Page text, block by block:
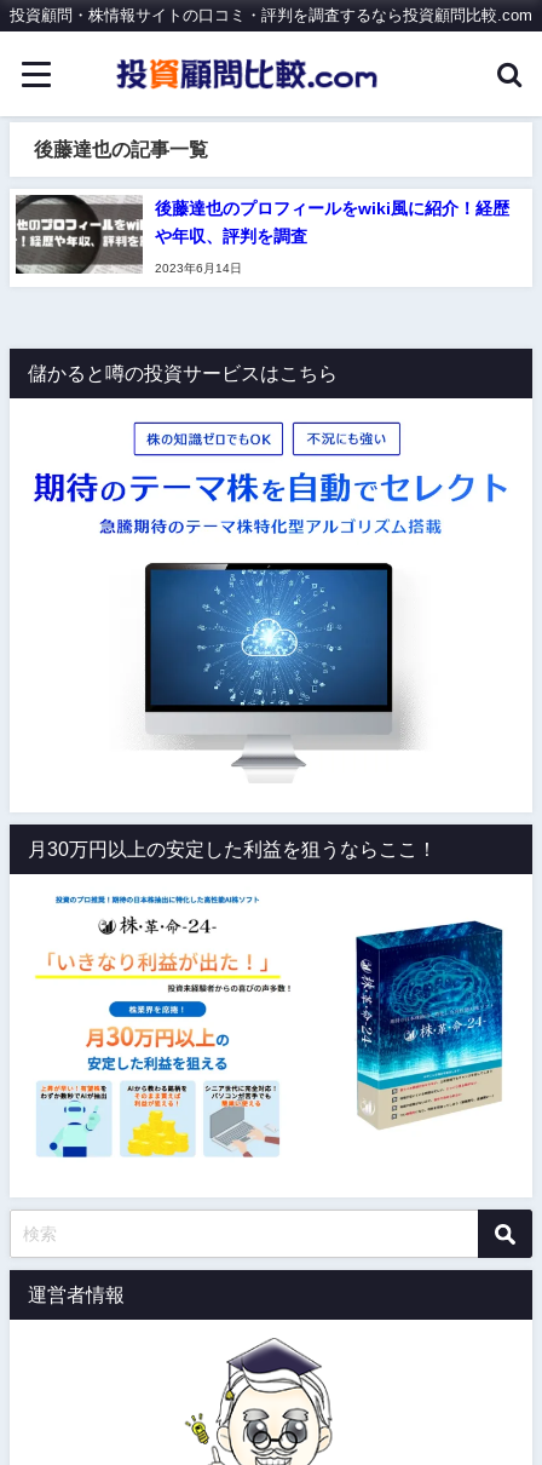
投資顧問・株情報サイトの口コミ・評判を調査するなら投資顧問比較.com
後藤達也の記事一覧
後藤達也のプロフィールをwiki風に紹介！経歴
や年収、評判を調査
2023年6月14日
儲かると噂の投資サービスはこちら
月30万円以上の安定した利益を狙うならここ！
運営者情報